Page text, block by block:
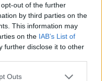
out of the further
by third parties on the
This information may
on the IAB’s List of
further disclose it to other
Outs